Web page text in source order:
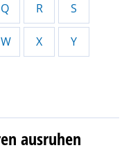
Q R S
W X Y
ausruhen